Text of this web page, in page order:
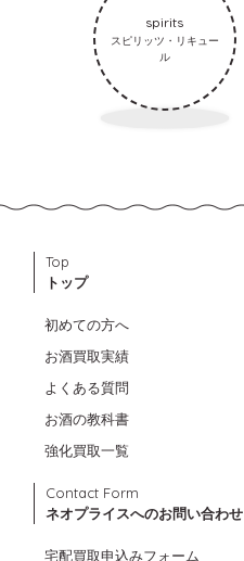
spirits
スピリッツ・リキュー
ル
Top
トップ
初めての方へ
お酒買取実績
よくある質問
お酒の教科書
強化買取一覧
Contact Form
ネオプライスへのお問い合わせ
宅配買取申込みフォーム